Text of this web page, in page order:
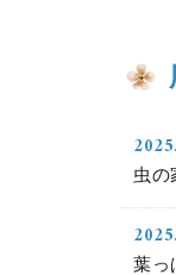
虫の
葉っ